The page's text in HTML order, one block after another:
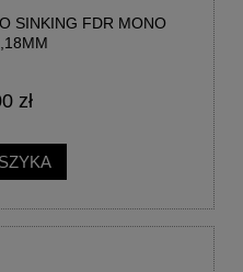
SINKING FDR MONO
zł